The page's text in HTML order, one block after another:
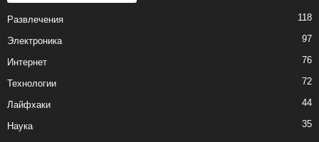
Развлечения 118
Электроника 97
Интернет 76
Технологии 72
Лайфхаки 44
Наука 35